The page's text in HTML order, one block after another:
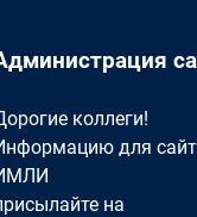
коллеги!
для
на